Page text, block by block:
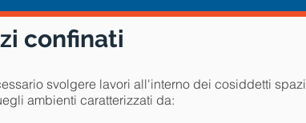
confinati
svolgere lavori all'interno dei cosiddetti spazi
ambienti caratterizzati da: